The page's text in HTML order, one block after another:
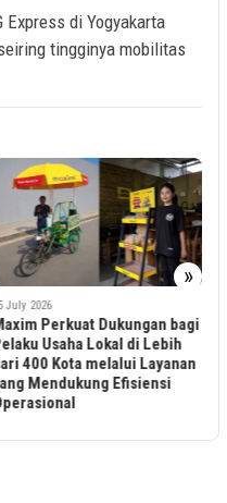
Express di Yogyakarta
tingginya mobilitas
»
July 2026
Perkuat Dukungan bagi
Usaha Lokal di Lebih
400 Kota melalui Layanan
Mendukung Efisiensi